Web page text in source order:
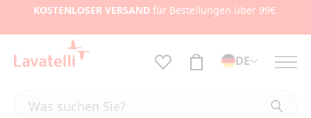
KOSTENLOSER VERSANDfür Bestellungen über 99€
DE